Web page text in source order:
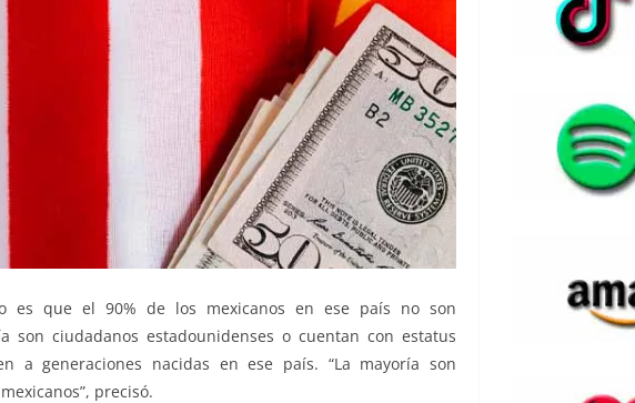
es que el 90% de los mexicanos en ese país no son
son ciudadanos estadounidenses o cuentan con estatus
a generaciones nacidas en ese país. “La mayoría son
precisó.